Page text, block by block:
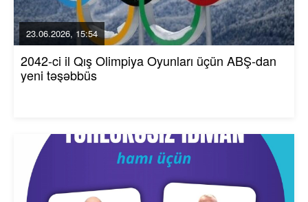
23.06.2026, 15:54
2042-ci il Qış Olimpiya Oyunları üçün ABŞ-dan
yeni təşəbbüs